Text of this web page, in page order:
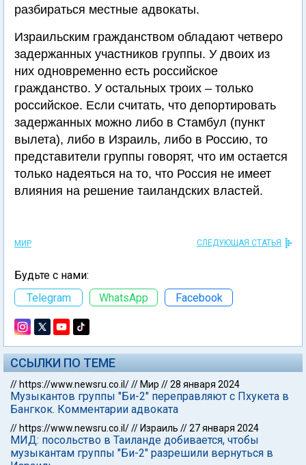
разбираться местные адвокаты.
Израильским гражданством обладают четверо
задержанных участников группы. У двоих из
них одновременно есть российское
гражданство. У остальных троих – только
российское. Если считать, что депортировать
задержанных можно либо в Стамбул (пункт
вылета), либо в Израиль, либо в Россию, то
представители группы говорят, что им остается
только надеяться на то, что Россия не имеет
влияния на решение таиландских властей.
МИР СЛЕДУЮЩАЯ СТАТЬЯ
Будьте с нами:
Telegram
WhatsApp Facebook
ССЫЛКИ ПО ТЕМЕ
// https://www.newsru.co.il/// Мир //28 января 2024
Музыкантов группы "Би-2" переправляют с Пхукета в
Бангкок. Комментарии адвоката
// https://www.newsru.co.il/// Израиль //27 января 2024
МИД: посольство в Таиланде добивается, чтобы
музыкантам группы "Би-2" разрешили вернуться в